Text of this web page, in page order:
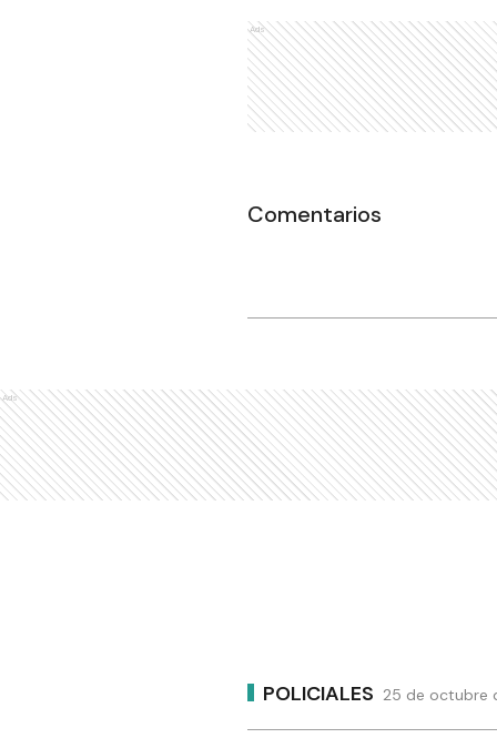
Ads
Comentarios
Ads
POLICIALES 25 de octubre